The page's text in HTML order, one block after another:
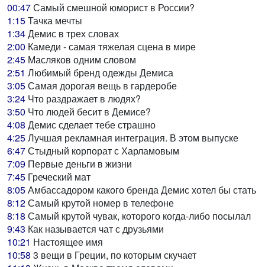
00:47Самый смешной юморист в России?
1:15Тачка мечты
1:34Демис в трех словах
2:00 Камеди - самая тяжелая сцена в мире
2:45 Масляков одним словом
2:51 Любимый бренд одежды Демиса
3:05Самая дорогая вещь в гардеробе
3:24 Что раздражает в людях?
3:50 Что людей бесит в Демисе?
4:08 Демис сделает тебе страшно
4:25Лучшая рекламная интеграция. В этом выпуске
6:47Стыдный корпорат с Харламовым
7:09 Первые деньги в жизни
7:45 Греческий мат
8:05Амбассадором какого бренда Демис хотел бы стать
8:12Самый крутой номер в телефоне
8:18 Самый крутой чувак, которого когда-либо посылал
9:43 Как называется чат с друзьями
10:21 Настоящее имя
10:58 3 вещи в Греции, по которым скучает